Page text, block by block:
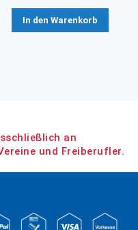
In den Warenkorb
an
und Freiberufler.